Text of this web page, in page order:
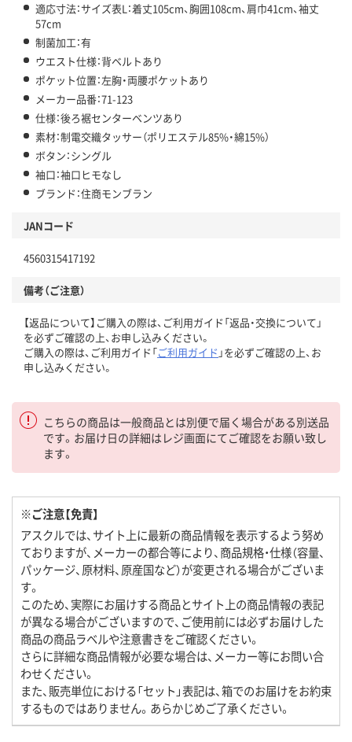
適応寸法：サイズ表L：着丈105cm、胸囲108cm、肩巾41cm、袖丈
57cm
制菌加工：有
ウエスト仕様：背ベルトあり
ポケット位置：左胸・両腰ポケットあり
メーカー品番：71-123
仕様：後ろ裾センターベンツあり
素材：制電交織タッサー（ポリエステル85%・綿15%）
ボタン：シングル
袖口：袖口ヒモなし
ブランド：住商モンブラン
JANコード
4560315417192
備考（ご注意）
【返品について】ご購入の際は、ご利用ガイド「返品・交換について」
を必ずご確認の上、お申し込みください。
ご購入の際は、ご利用ガイド「ご利用ガイド 」を必ずご確認の上、お
申し込みください。
こちらの商品は一般商品とは別便で届く場合がある別送品
です。お届け日の詳細はレジ画面にてご確認をお願い致し
ます。
※ご注意【免責】
アスクルでは、サイト上に最新の商品情報を表示するよう努め
ておりますが、メーカーの都合等により、商品規格・仕様（容量、
パッケージ、原材料、原産国など）が変更される場合がございま
す。
このため、実際にお届けする商品とサイト上の商品情報の表記
が異なる場合がございますので、ご使用前には必ずお届けした
商品の商品ラベルや注意書きをご確認ください。
さらに詳細な商品情報が必要な場合は、メーカー等にお問い合
わせください。
また、販売単位における「セット」表記は、箱でのお届けをお約束
するものではありません。あらかじめご了承ください。